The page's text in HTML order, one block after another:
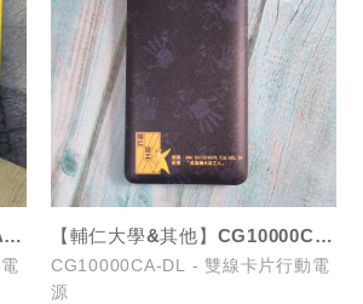
【兒童牙醫學會】CG10000CA-DL - 雙線卡片行動電源 【輔仁大學&其他】CG10000CA-DL - 雙線卡片行動電源
CG10000CA-DL - 雙線卡片行動電
源